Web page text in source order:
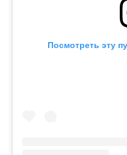
Посмотреть эту